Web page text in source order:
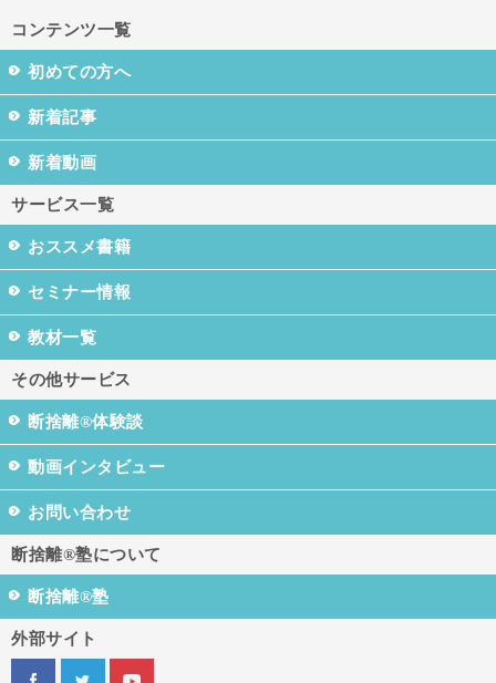
コンテンツ一覧
初めての方へ
新着記事
新着動画
サービス一覧
おススメ書籍
セミナー情報
教材一覧
その他サービス
断捨離®体験談
動画インタビュー
お問い合わせ
断捨離®塾について
断捨離®塾
外部サイト